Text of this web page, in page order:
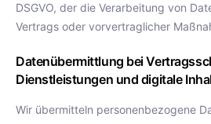
DSGVO, der die Verarbeitung von
Vertrags oder vorvertraglicher
Datenübermittlung bei
Dienstleistungen und digitale
Wir übermitteln personenbezogene